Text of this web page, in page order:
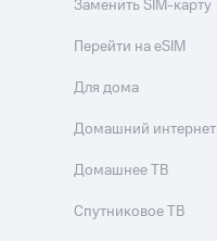
Заменить SIM-карту
Перейти на eSIM
Для дома
Домашний интернет
Домашнее ТВ
Спутниковое ТВ